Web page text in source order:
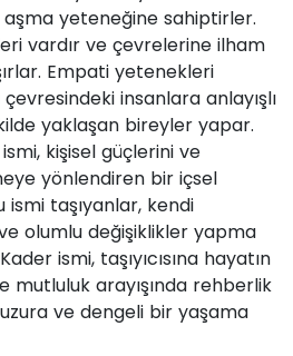
aşma yeteneğine sahiptirler.
vardır ve çevrelerine ilham
Empati yetenekleri
insanlara anlayışlı
yaklaşan bireyler yapar.
kişisel güçlerini ve
yönlendiren bir içsel
ismi taşıyanlar, kendi
olumlu değişiklikler yapma
ismi, taşıyıcısına hayatın
mutluluk arayışında rehberlik
ve dengeli bir yaşama